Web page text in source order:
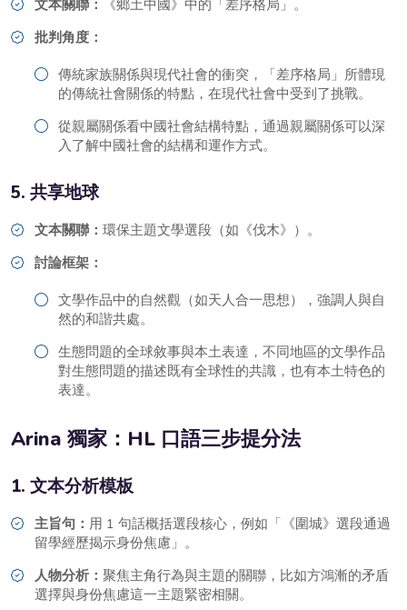
文本關聯：
《鄉土中國》中的「差序格局」。
批判角度：
傳統家族關係與現代社會的衝突，「差序格局」所體現
的傳統社會關係的特點，在現代社會中受到了挑戰。
從親屬關係看中國社會結構特點，通過親屬關係可以深
入了解中國社會的結構和運作方式。
5. 共享地球
文本關聯： 環保主題文學選段（如《伐木》）。
討論框架：
文學作品中的自然觀（如天人合一思想），強調人與自
然的和諧共處。
生態問題的全球敘事與本土表達，不同地區的文學作品
對生態問題的描述既有全球性的共識，也有本土特色的
表達。
Arina 獨家：HL 口語三步提分法
1. 文本分析模板
主旨句： 用 1 句話概括選段核心，例如「《圍城》選段通過
留學經歷揭示身份焦慮」。
人物分析： 聚焦主角行為與主題的關聯，比如方鴻漸的矛盾
選擇與身份焦慮這一主題緊密相關。